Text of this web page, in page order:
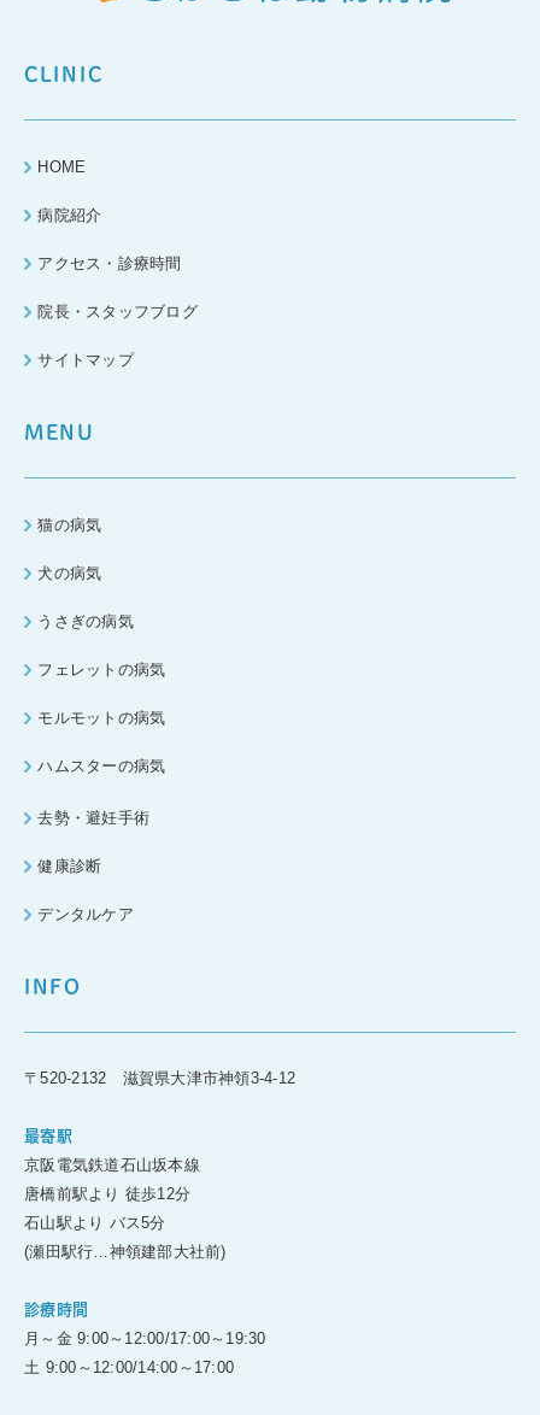
CLINIC
HOME
病院紹介
アクセス・診療時間
院長・スタッフブログ
サイトマップ
MENU
猫の病気
犬の病気
うさぎの病気
フェレットの病気
モルモットの病気
ハムスターの病気
去勢・避妊手術
健康診断
デンタルケア
INFO
〒520-2132 滋賀県大津市神領3-4-12
最寄駅
京阪電気鉄道石山坂本線
唐橋前駅より 徒歩12分
石山駅より バス5分
(瀬田駅行…神領建部大社前)
診療時間
月～金 9:00～12:00/17:00～19:30
土 9:00～12:00/14:00～17:00